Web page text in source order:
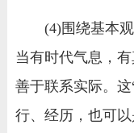
(4)围绕基本
当有时代气息，
善于联系实际。
行、经历，也可